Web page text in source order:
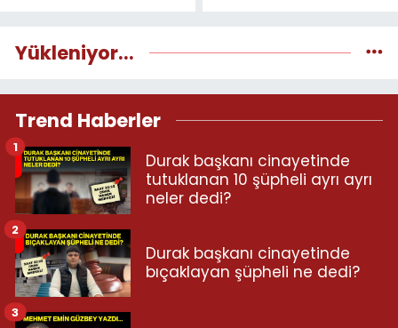
Yükleniyor...
Trend Haberler
Durak başkanı cinayetinde
tutuklanan 10 şüpheli ayrı ayrı
neler dedi?
1
Durak başkanı cinayetinde
bıçaklayan şüpheli ne dedi?
2
3